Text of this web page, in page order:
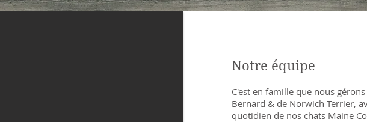
Notre équipe
C'est en famille que nous
Bernard & de Norwich Terrier,
quotidien de nos chats Maine